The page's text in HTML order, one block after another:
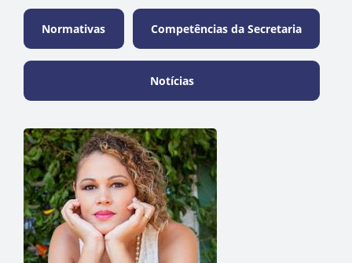
Normativas Competências da Secretaria
Notícias